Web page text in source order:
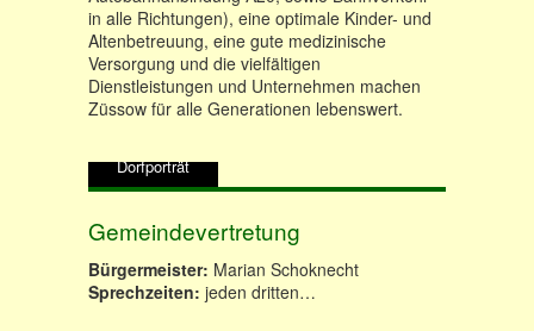
in alle Richtungen), eine optimale Kinder- und
Altenbetreuung, eine gute medizinische
Versorgung und die vielfältigen
Dienstleistungen und Unternehmen machen
Züssow für alle Generationen lebenswert.
Dorfporträt
Gemeindevertretung
Bürgermeister: Marian Schoknecht
Sprechzeiten: jeden dritten…